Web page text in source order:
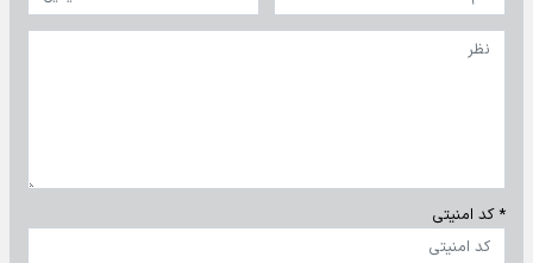
* کد امنیتی